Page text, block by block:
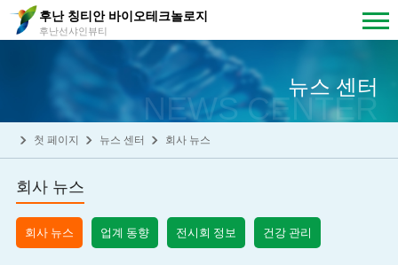
후난 칭티안 바이오테크놀로지
후난선샤인뷰티
뉴스 센터
NEWS CENTER
첫 페이지 뉴스 센터 회사 뉴스
회사 뉴스
회사 뉴스 업계 동향 전시회 정보 건강 관리